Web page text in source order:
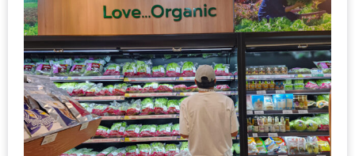
แผนที่
ร้าน
หมู
กระทะ
ทั่ว
เชียงใหม่
งบ